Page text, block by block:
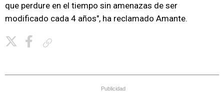
que perdure en el tiempo sin amenazas de ser
modificado cada 4 años", ha reclamado Amante.
Publicidad